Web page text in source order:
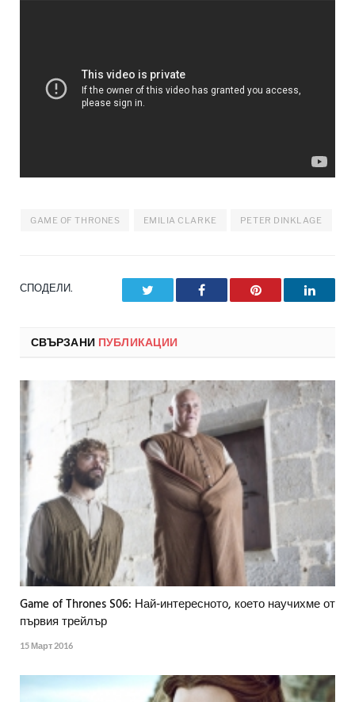
GAME OF THRONES EMILIA CLARKE PETER DINKLAGE
СПОДЕЛИ. Facebook Pinterest
СВЪРЗАНИ ПУБЛИКАЦИИ
Game of Thrones S06: Най-интересното, което научихме от
първия трейлър
15 Март 2016